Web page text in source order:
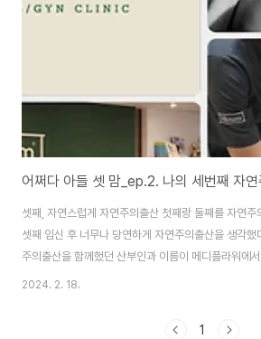
어쩌다 아들 셋 맘_ep.2. 나의 세번째 자
셋째, 자연스럽게 자연주의출산 첫째랑 둘째를 자연주
셋째 임신 후 너무나 당연하게 자연주의출산을 생각했
주의출산을 함께했던 산부인과 이름이 메디플라워에
랜만에 방문한 그 곳은 여전히 따듯했다. 그대로인 정
늘었다는 것. 대기가 짧아졌다는 것. 팀마마스와 가정
2024. 2. 18.
1